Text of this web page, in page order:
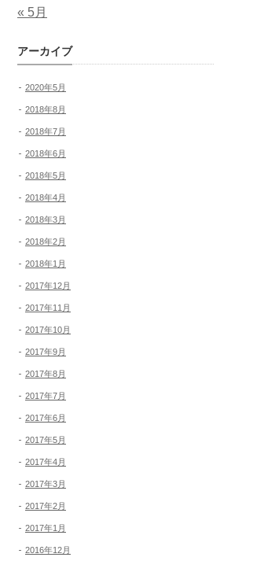
« 5月
アーカイブ
2020年5月
2018年8月
2018年7月
2018年6月
2018年5月
2018年4月
2018年3月
2018年2月
2018年1月
2017年12月
2017年11月
2017年10月
2017年9月
2017年8月
2017年7月
2017年6月
2017年5月
2017年4月
2017年3月
2017年2月
2017年1月
2016年12月